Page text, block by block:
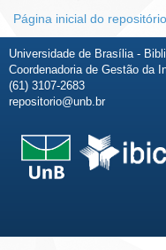
Página inicial do repositório
Universidade de Brasília -
Coordenadoria de Gestão da
(61) 3107-2683
repositorio@unb.br